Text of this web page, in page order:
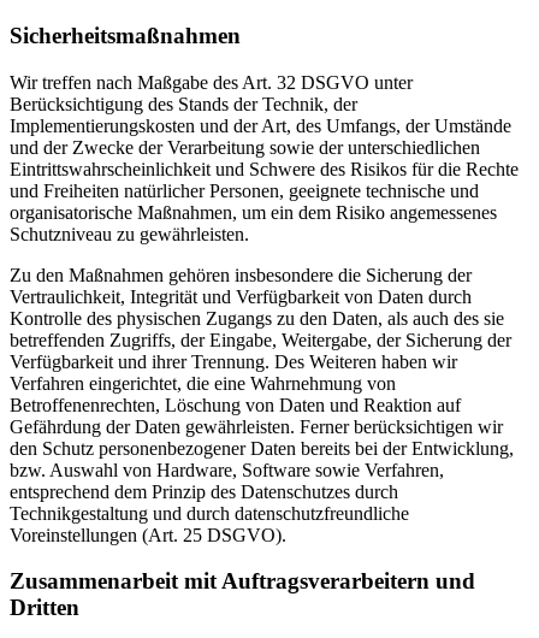
Sicherheitsmaßnahmen
Wir treffen nach Maßgabe des Art. 32 DSGVO unter
Berücksichtigung des Stands der Technik, der
Implementierungskosten und der Art, des Umfangs, der Umstände
und der Zwecke der Verarbeitung sowie der unterschiedlichen
Eintrittswahrscheinlichkeit und Schwere des Risikos für die Rechte
und Freiheiten natürlicher Personen, geeignete technische und
organisatorische Maßnahmen, um ein dem Risiko angemessenes
Schutzniveau zu gewährleisten.
Zu den Maßnahmen gehören insbesondere die Sicherung der
Vertraulichkeit, Integrität und Verfügbarkeit von Daten durch
Kontrolle des physischen Zugangs zu den Daten, als auch des sie
betreffenden Zugriffs, der Eingabe, Weitergabe, der Sicherung der
Verfügbarkeit und ihrer Trennung. Des Weiteren haben wir
Verfahren eingerichtet, die eine Wahrnehmung von
Betroffenenrechten, Löschung von Daten und Reaktion auf
Gefährdung der Daten gewährleisten. Ferner berücksichtigen wir
den Schutz personenbezogener Daten bereits bei der Entwicklung,
bzw. Auswahl von Hardware, Software sowie Verfahren,
entsprechend dem Prinzip des Datenschutzes durch
Technikgestaltung und durch datenschutzfreundliche
Voreinstellungen (Art. 25 DSGVO).
Zusammenarbeit mit Auftragsverarbeitern und
Dritten